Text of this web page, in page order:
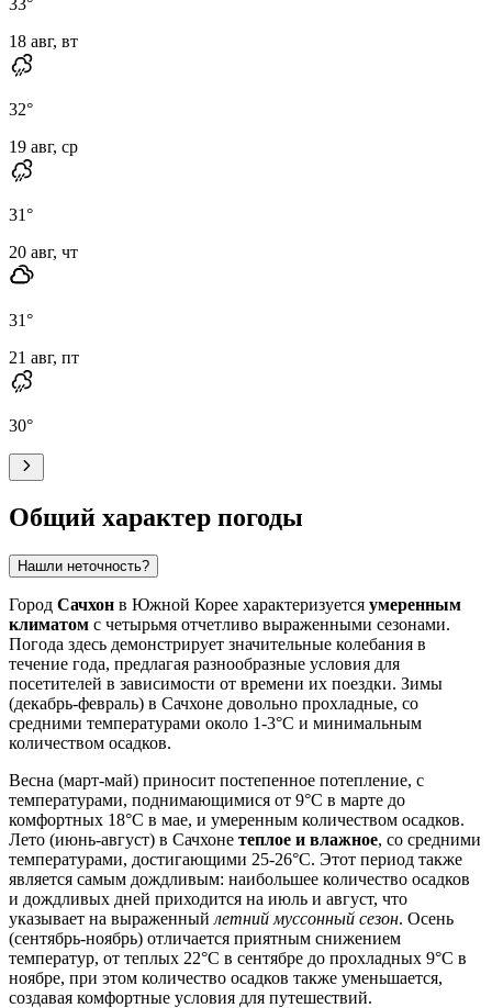
18 авг, вт
32°
19 авг, ср
31°
20 авг, чт
31°
21 авг, пт
30°
Общий характер погоды
Нашли неточность?
Город Сачхон в Южной Корее характеризуется умеренным
климатом с четырьмя отчетливо выраженными сезонами.
Погода здесь демонстрирует значительные колебания в
течение года, предлагая разнообразные условия для
посетителей в зависимости от времени их поездки. Зимы
(декабрь-февраль) в Сачхоне довольно прохладные, со
средними температурами около 1-3°C и минимальным
количеством осадков.
Весна (март-май) приносит постепенное потепление, с
температурами, поднимающимися от 9°C в марте до
комфортных 18°C в мае, и умеренным количеством осадков.
Лето (июнь-август) в Сачхоне теплое и влажное, со средними
температурами, достигающими 25-26°C. Этот период также
является самым дождливым: наибольшее количество осадков
и дождливых дней приходится на июль и август, что
указывает на выраженный летний муссонный сезон. Осень
(сентябрь-ноябрь) отличается приятным снижением
температур, от теплых 22°C в сентябре до прохладных 9°C в
ноябре, при этом количество осадков также уменьшается,
создавая комфортные условия для путешествий.